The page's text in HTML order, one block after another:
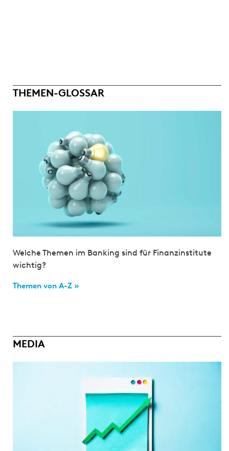
THEMEN-GLOSSAR
Welche Themen im Banking sind für Finanzinstitute
wichtig?
Themen von A-Z »
MEDIA